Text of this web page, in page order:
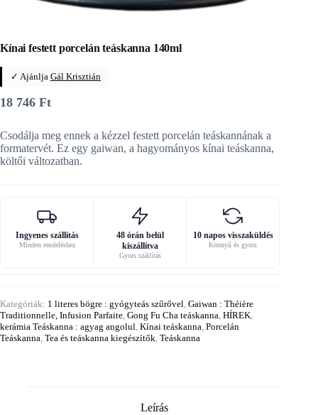
Kínai festett porcelán teáskanna 140ml
✓ Ajánlja Gál Krisztián
18 746 Ft
Csodálja meg ennek a kézzel festett porcelán teáskannának a
formatervét. Ez egy gaiwan, a hagyományos kínai teáskanna,
költői változatban.
Ingyenes szállítás
Minden rendeléshez
48 órán belül
kiszállítva
Gyors szállítás
10 napos visszaküldés
Könnyű és gyors
Kategóriák: 1 literes bögre : gyógyteás szűrővel Gaiwan : Théière
Traditionnelle, Infusion Parfaite Gong Fu Cha teáskanna HÍREK
kerámia Teáskanna : agyag angolul Kínai teáskanna Porcelán
Teáskanna Tea és teáskanna kiegészítők Teáskanna
Leírás